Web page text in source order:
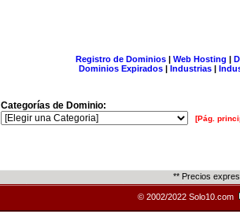
Registro de Dominios| Web Hosting |
Dominios Expirados | Industrias |
Categorías de Dominio:
[Pág.
** Precios
© 2002/2022 Solo10.com